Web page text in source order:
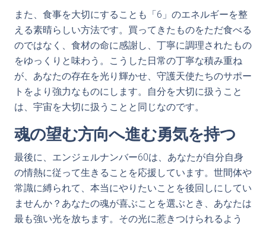
また、食事を大切にすることも「6」のエネルギーを整
える素晴らしい方法です。買ってきたものをただ食べる
のではなく、食材の命に感謝し、丁寧に調理されたもの
をゆっくりと味わう。こうした日常の丁寧な積み重ね
が、あなたの存在を光り輝かせ、守護天使たちのサポー
トをより強力なものにします。自分を大切に扱うこと
は、宇宙を大切に扱うことと同じなのです。
魂の望む方向へ進む勇気を持つ
最後に、エンジェルナンバー60は、あなたが自分自身
の情熱に従って生きることを応援しています。世間体や
常識に縛られて、本当にやりたいことを後回しにしてい
ませんか？あなたの魂が喜ぶことを選ぶとき、あなたは
最も強い光を放ちます。その光に惹きつけられるよう